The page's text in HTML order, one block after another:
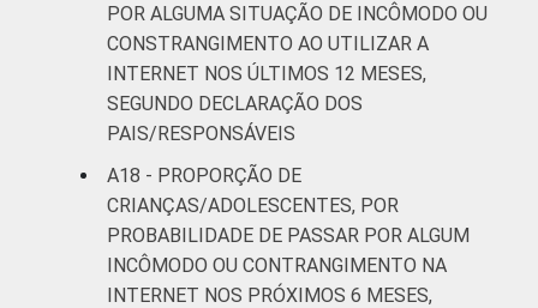
POR ALGUMA SITUAÇÃO DE INCÔMODO OU
CONSTRANGIMENTO AO UTILIZAR A
INTERNET NOS ÚLTIMOS 12 MESES,
SEGUNDO DECLARAÇÃO DOS
PAIS/RESPONSÁVEIS
A18 - PROPORÇÃO DE
CRIANÇAS/ADOLESCENTES, POR
PROBABILIDADE DE PASSAR POR ALGUM
INCÔMODO OU CONTRANGIMENTO NA
INTERNET NOS PRÓXIMOS 6 MESES,